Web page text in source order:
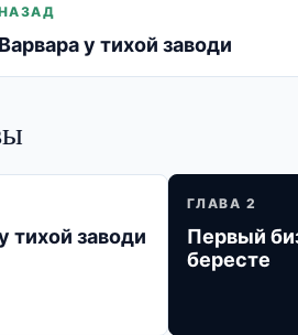
Варвара у тихой заводи
тихой заводи
ГЛАВА 2
Первый
бересте